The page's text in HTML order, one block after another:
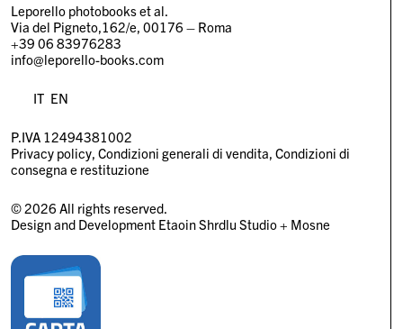
Leporello photobooks et al.
Via del Pigneto,162/e, 00176 – Roma
+39 06 83976283
info@leporello-books.com
IT EN
P.IVA 12494381002
Privacy policy Condizioni generali di vendita Condizioni di
consegna e restituzione
© 2026 All rights reserved.
Design and Development Etaoin Shrdlu Studio+ Mosne